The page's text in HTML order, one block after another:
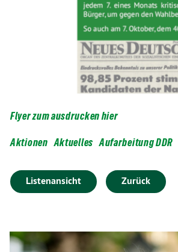
Flyer zum ausdrucken hier
Aktionen Aktuelles Aufarbeitung DDR
Listenansicht Zurück